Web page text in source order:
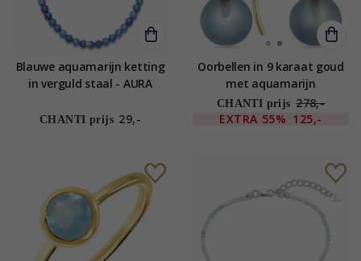
Blauwe aquamarijn ketting
in verguld staal - AURA
CHANTI prijs 29,-
Oorbellen in 9 karaat goud
met aquamarijn
CHANTI prijs 278,-
EXTRA 55% 125,-